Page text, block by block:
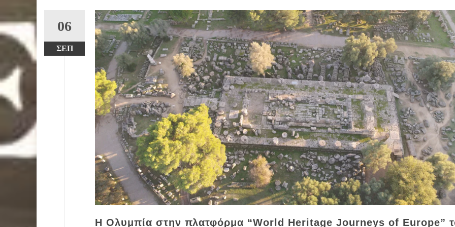
06
ΣΕΠ
Η Ολυμπία στην πλατφόρμα “World Heritage Journeys of Europe”